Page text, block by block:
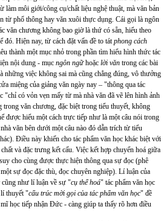
làm môi giới/công cụ/chất liệu nghệ thuật, mà văn bản
từ phổ thông hay văn xuôi thực dụng. Cái gọi là ngôn
văn chương không bao giờ là thứ có sẵn, hiểu theo
đó. Hiện nay, từ cách đặt vấn đề to tátphong cách
thành một mục nhỏ trong phần tìm hiểu hình thức tác
nội dung - mục ngôn ngữhoặc lời văn trong các bài
những việc không sai mà cũng chẳng đúng, vô thưởng
miệng của giảng văn ngày nay – "thông qua tác
có vỏn vẹn mấy từ mà nhà văn đã vẽ lên hình ảnh
văn chương, đặc biệt trong tiểu thuyết, không
được hiểu một cách trực tiếp như là một câu nói trong
văn bên dưới một câu nào đó dẫn trích từ tiểu
Điều này khiến cho tác phẩm văn học khác biệt với
và đặc trưng kết cấu. Việc kết hợp chuyển hoá giữa
cho cùng được thực hiện thông qua sự đọc (phê
sự đọc đặc thù, đọc chuyên nghiệp). Lí luận của
cũng như lí luận về sự "cụ thể hoá" tác phẩm văn học
lí thuyết "cấu trúc mời gọi của tác phẩm văn học" đề
học tiếp nhận Đức - càng giúp ta thấy rõ hơn điều